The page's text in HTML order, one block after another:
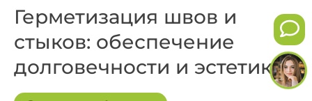
Герметизация швов и
стыков: обеспечение
долговечности и эстетики